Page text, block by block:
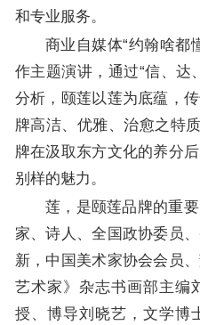
和专业服务。
商业自媒体“约翰啥都
作主题演讲，通过“信、达
分析，颐莲以莲为底蕴，
牌高洁、优雅、治愈之特
牌在汲取东方文化的养分
别样的魅力。
莲，是颐莲品牌的重
家、诗人、全国政协委员
新，中国美术家协会会员
艺术家》杂志书画部主编
授、博导刘晓艺，文学博